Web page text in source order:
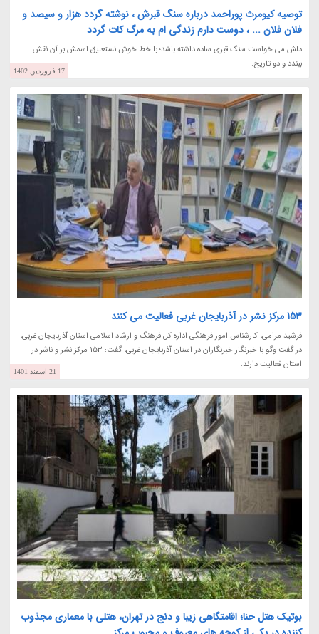
توصیه کیومرث پوراحمد درباره سنگ قبرش ، نوشته گردد هزار و سیصد و
فلان فلان ... ، دوست دارم زندگی ام به مرگ کات گردد
دلش می خواست سنگ قبری ساده داشته باشد؛ با خط خوش نستعلیق اسمش بر آن نقش
ببندد و دو تاریخ.
17 فروردین 1402
153 مرکز نشر در آذربایجان غربی فعالیت می کنند
فرشید مرامی، کارشناس امور فرهنگی اداره کل فرهنگ و ارشاد اسلامی استان آذربایجان غربی،
در گفت وگو با خبرنگار خبرنگاران در استان آذربایجان غربی، گفت: 153 مرکز نشر و ناشر در
استان فعالیت دارند.
21 اسفند 1401
بوتیک هتل حنا؛ اقامتگاهی زیبا و دنج در تهران، هتلی با معماری مجذوب